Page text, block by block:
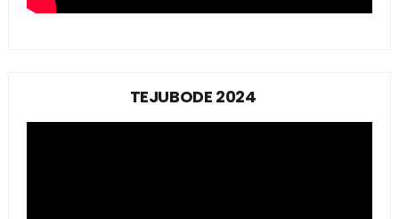
TEJUBODE 2024